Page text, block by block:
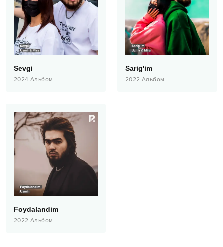
Sevgi
2024 Альбом
Sarig'im
2022 Альбом
Foydalandim
2022 Альбом